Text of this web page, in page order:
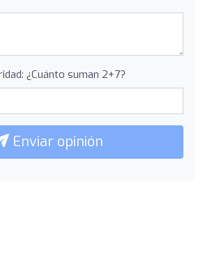
¿Cuánto suman 2+7?
Enviar opinión